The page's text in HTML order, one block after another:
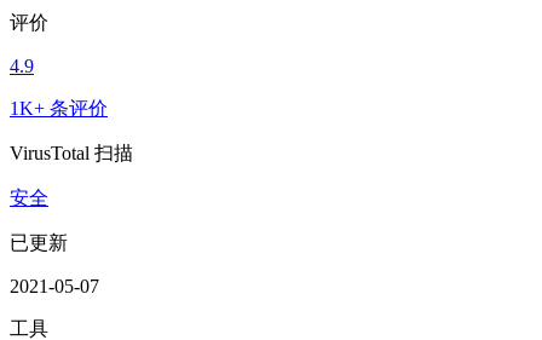
评价
4.9
1K+ 条评价
VirusTotal 扫描
安全
已更新
2021-05-07
工具